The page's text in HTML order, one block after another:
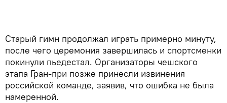
Старый гимн продолжал играть примерно минуту,
после чего церемония завершилась и спортсменки
покинули пьедестал. Организаторы чешского
этапа Гран-при позже принесли извинения
российской команде, заявив, что ошибка не была
намеренной.